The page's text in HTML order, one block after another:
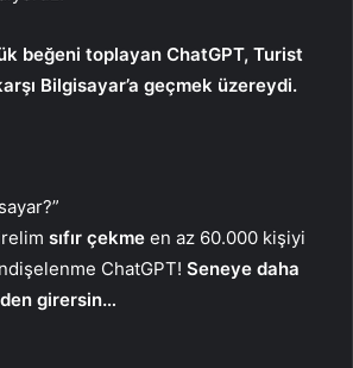
beğeni toplayan ChatGPT, Turist
Bilgisayar’a geçmek üzereydi.
sıfır çekme en az 60.000 kişiyi
ChatGPT! Seneye daha
girersin…